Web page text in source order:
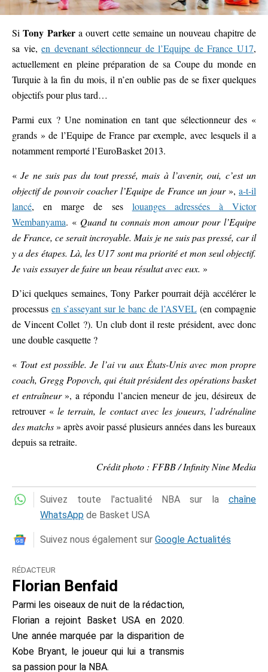
SiTony Parkera ouvert cette semaine un nouveau chapitre de
sa vie,en devenant sélectionneur de l’Equipe de France U17,
actuellement en pleine préparation de sa Coupe du monde en
Turquie à la fin du mois, il n’en oublie pas de se fixer quelques
objectifs pour plus tard…
Parmi eux ? Une nomination en tant que sélectionneur des «
grands » de l’Equipe de France par exemple, avec lesquels il a
notamment remporté l’EuroBasket 2013.
«Je ne suis pas du tout pressé, mais à l’avenir, oui, c’est un
objectif de pouvoir coacher l’Equipe de France un jour», a-t-il
lancé, en marge de ses louanges adressées à Victor
Wembanyama. « Quand tu connais mon amour pour l’Equipe
de France, ce serait incroyable. Mais je ne suis pas pressé, car il
y a des étapes. Là, les U17 sont ma priorité et mon seul objectif.
Je vais essayer de faire un beau résultat avec eux. »
D’ici quelques semaines, Tony Parker pourrait déjà accélérer le
processus en s’asseyant sur le banc de l’ASVEL (en compagnie
de Vincent Collet ?). Un club dont il reste président, avec donc
une double casquette ?
« Tout est possible. Je l’ai vu aux États-Unis avec mon propre
coach, Gregg Popovch, qui était président des opérations basket
et entraîneur», a répondu l’ancien meneur de jeu, désireux de
retrouver «le terrain, le contact avec les joueurs, l’adrénaline
des matchs» après avoir passé plusieurs années dans les bureaux
depuis sa retraite.
Crédit photo : FFBB / Infinity Nine Media
Suivez toute l'actualité NBA sur la chaîne
WhatsApp de Basket USA
Suivez nous également sur Google Actualités
RÉDACTEUR
Florian Benfaid
Parmi les oiseaux de nuit de la rédaction,
Florian a rejoint Basket USA en 2020.
Une année marquée par la disparition de
Kobe Bryant, le joueur qui lui a transmis
sa passion pour la NBA.